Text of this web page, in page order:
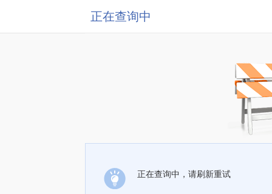
正在查询中
正在查询中，请刷新重试